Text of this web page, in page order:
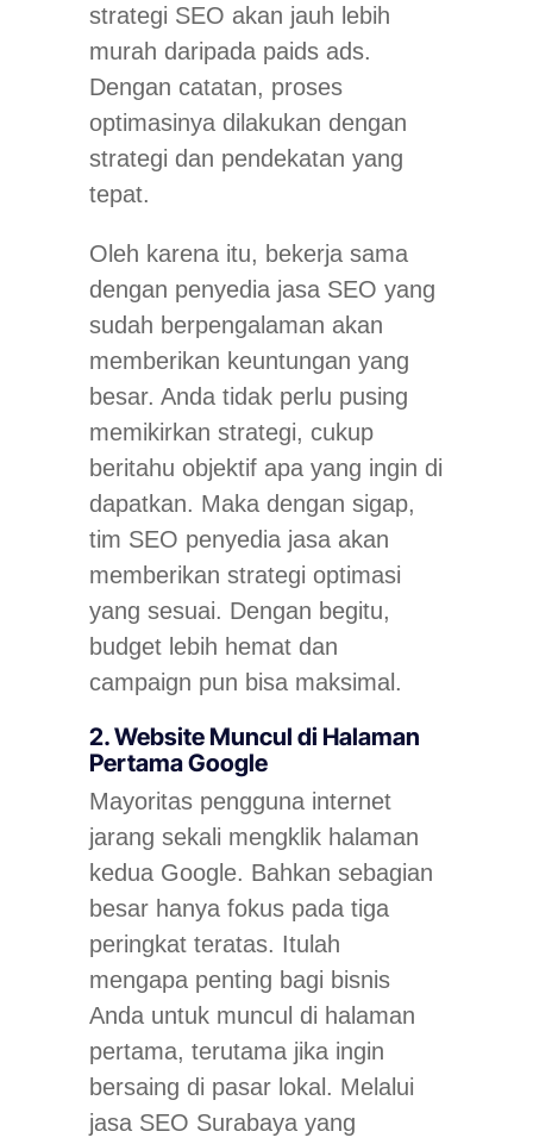
strategi SEO akan jauh lebih
murah daripada paids ads.
Dengan catatan, proses
optimasinya dilakukan dengan
strategi dan pendekatan yang
tepat.
Oleh karena itu, bekerja sama
dengan penyedia jasa SEO yang
sudah berpengalaman akan
memberikan keuntungan yang
besar. Anda tidak perlu pusing
memikirkan strategi, cukup
beritahu objektif apa yang ingin di
dapatkan. Maka dengan sigap,
tim SEO penyedia jasa akan
memberikan strategi optimasi
yang sesuai. Dengan begitu,
budget lebih hemat dan
campaign pun bisa maksimal.
2. Website Muncul di Halaman
Pertama Google
Mayoritas pengguna internet
jarang sekali mengklik halaman
kedua Google. Bahkan sebagian
besar hanya fokus pada tiga
peringkat teratas. Itulah
mengapa penting bagi bisnis
Anda untuk muncul di halaman
pertama, terutama jika ingin
bersaing di pasar lokal. Melalui
jasa SEO Surabaya yang